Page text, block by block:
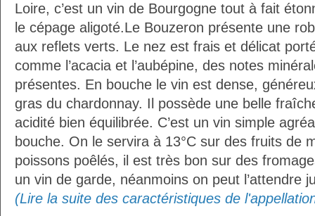
Loire, c’est un vin de Bourgogne tout à fait
le cépage aligoté.Le Bouzeron présente une
aux reflets verts. Le nez est frais et délicat
comme l’acacia et l’aubépine, des notes
présentes. En bouche le vin est dense,
gras du chardonnay. Il possède une belle
acidité bien équilibrée. C’est un vin simple
bouche. On le servira à 13°C sur des fruits de
poissons poêlés, il est très bon sur des
un vin de garde, néanmoins on peut l’attendre
(Lire la suite des caractéristiques de